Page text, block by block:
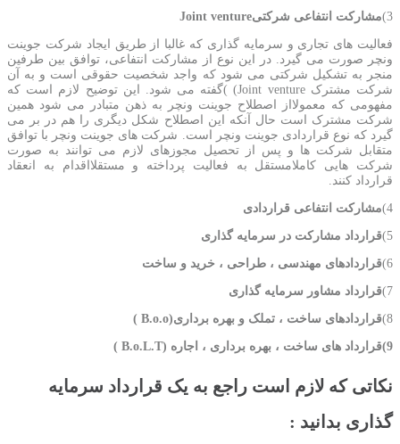
3) مشارکت انتفاعی شرکتیJoint venture
فعالیت های تجاری و سرمایه گذاری که غالبا از طریق ایجاد شرکت جوینت
ونچر صورت می گیرد. در این نوع از مشارکت انتفاعی، توافق بین طرفین
منجر به تشکیل شرکتی می شود که واجد شخصیت حقوقی است و به آن
شرکت مشترک Joint venture) )گفته می شود. این توضیح لازم است که
مفهومی که معمولااز اصطلاح جوینت ونچر به ذهن متبادر می شود همین
شرکت مشترک است حال آنکه این اصطلاح شکل دیگری را هم در بر می
گیرد که نوع قراردادی جوینت ونچر است. شرکت های جوینت ونچر با توافق
متقابل شرکت ها و پس از تحصیل مجوزهای لازم می توانند به صورت
شرکت هایی کاملامستقل به فعالیت پرداخته و مستقلااقدام به انعقاد
قرارداد کنند.
4) مشارکت انتفاعی قراردادی
5) قرارداد مشارکت در سرمایه گذاری
6) قراردادهای مهندسی ، طراحی ، خرید و ساخت
7) قرارداد مشاور سرمایه گذاری
8) قراردادهای ساخت ، تملک و بهره برداری(B.o.o
)
9) قرارداد های ساخت ، بهره برداری ، اجاره (B.o.L.T
)
نکاتی که لازم است راجع به یک قرارداد سرمایه
گذاری بدانید :